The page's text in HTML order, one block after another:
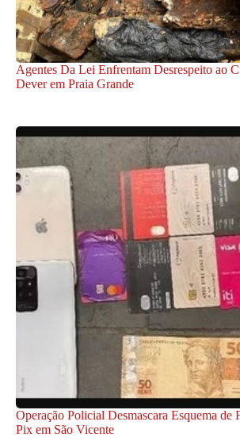
Agentes Da Lei Enfrentam Desrespeito ao
Dever em Praia Grande
Operação Policial Desmascara Esquema de
Pix em São Vicente